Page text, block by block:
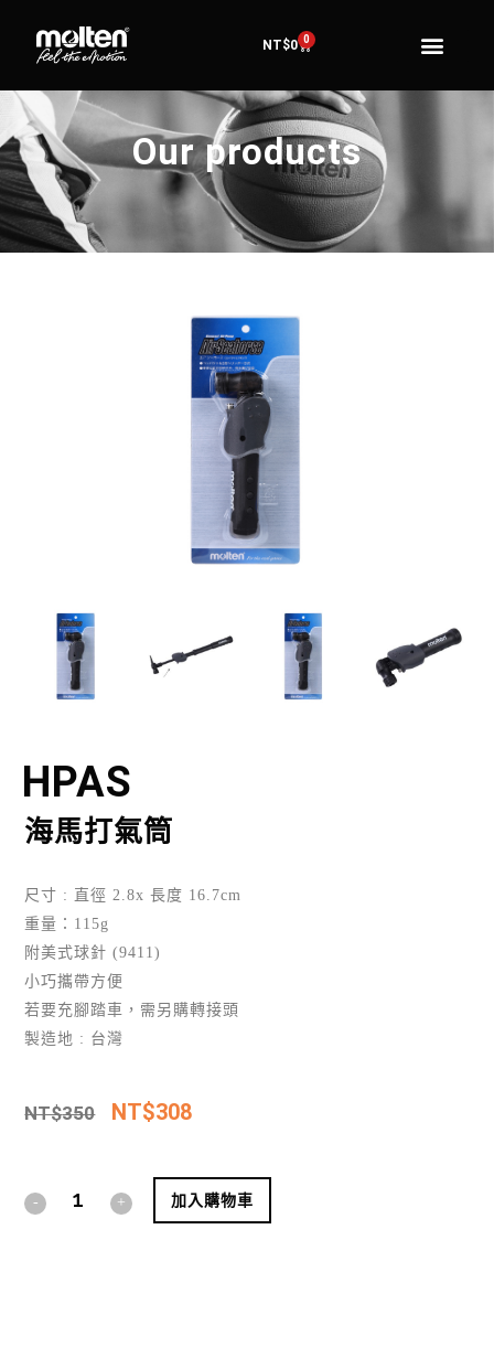
NT$0 0
Our products
HPAS
海馬打氣筒
尺寸 : 直徑 2.8x 長度 16.7cm
重量：115g
附美式球針 (9411)
小巧攜帶方便
若要充腳踏車，需另購轉接頭
製造地 : 台灣
NT$350 NT$308
加入購物車